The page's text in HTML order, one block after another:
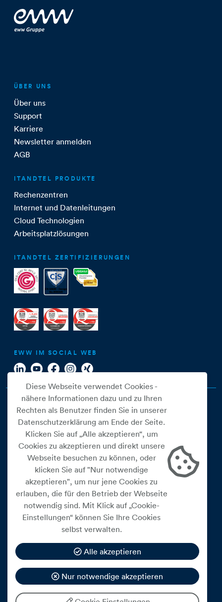
ÜBER UNS
Über uns
Support
Karriere
Newsletter anmelden
AGB
ITANDTEL PRODUKTE
Rechenzentren
Internet und Datenleitungen
Cloud Technologien
Arbeitsplatzlösungen
ITANDTEL ZERTIFIZIERUNGEN
EWW IM SOCIAL WEB
Cookie Einstellungen
Datenschutz
Impressum
Widerrufsbelehrung
Medienfreiheitsgesetz
Barrierefreiheitserklärung
Hinweisgeberschutz
Mein Konto
Diese Webseite verwendet Cookies -
nähere Informationen dazu und zu Ihren
Rechten als Benutzer finden Sie in unserer
Datenschutzerklärung am Ende der Seite.
Klicken Sie auf „Alle akzeptieren“, um
Cookies zu akzeptieren und direkt unsere
Webseite besuchen zu können, oder
klicken Sie auf "Nur notwendige
akzeptieren", um nur jene Cookies zu
erlauben, die für den Betrieb der Webseite
notwendig sind. Mit Klick auf „Cookie-
Einstellungen“ können Sie Ihre Cookies
selbst verwalten.
Alle akzeptieren
Nur notwendige akzeptieren